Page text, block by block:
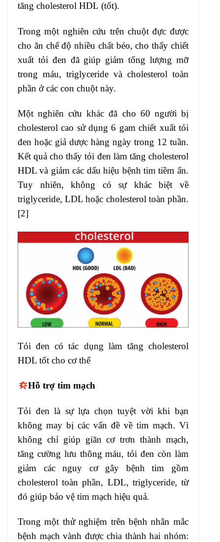
tăng cholesterol HDL (tốt).
Trong một nghiên cứu trên chuột đực được
cho ăn chế độ nhiều chất béo, cho thấy chiết
xuất tỏi đen đã giúp giảm tổng lượng mỡ
trong máu, triglyceride và cholesterol toàn
phần ở các con chuột này.
Một nghiên cứu khác đã cho 60 người bị
cholesterol cao sử dụng 6 gam chiết xuất tỏi
đen hoặc giả dược hàng ngày trong 12 tuần.
Kết quả cho thấy tỏi đen làm tăng cholesterol
HDL và giảm các dấu hiệu bệnh tim tiềm ẩn.
Tuy nhiên, không có sự khác biệt về
triglyceride, LDL hoặc cholesterol toàn phần.
[2]
Tỏi đen có tác dụng làm tăng cholesterol
HDL tốt cho cơ thể
Hỗ trợ tim mạch
Tỏi đen là sự lựa chọn tuyệt vời khi bạn
không may bị các vấn đề về tim mạch. Vì
không chỉ giúp giãn cơ trơn thành mạch,
tăng cường lưu thông máu, tỏi đen còn làm
giảm các nguy cơ gây bệnh tim gồm
cholesterol toàn phần, LDL, triglyceride, từ
đó giúp bảo vệ tim mạch hiệu quả.
Trong một thử nghiệm trên bệnh nhân mắc
bệnh mạch vành được chia thành hai nhóm: